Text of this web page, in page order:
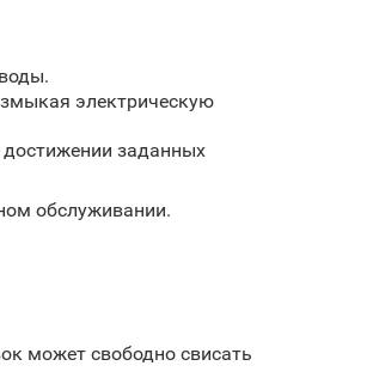
электрическую
заданных
обслуживании.
может свободно свисать